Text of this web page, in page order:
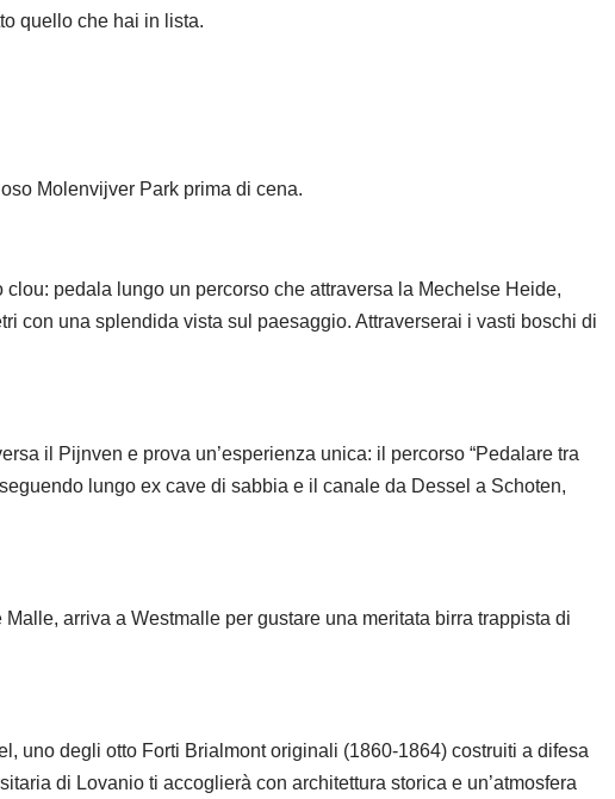
quello che hai in lista.
Molenvijver Park prima di cena.
pedala lungo un percorso che attraversa la Mechelse Heide,
con una splendida vista sul paesaggio. Attraverserai i vasti boschi di
il Pijnven e prova un’esperienza unica: il percorso “Pedalare tra
lungo ex cave di sabbia e il canale da Dessel a Schoten,
arriva a Westmalle per gustare una meritata birra trappista di
uno degli otto Forti Brialmont originali (1860-1864) costruiti a difesa
di Lovanio ti accoglierà con architettura storica e un’atmosfera